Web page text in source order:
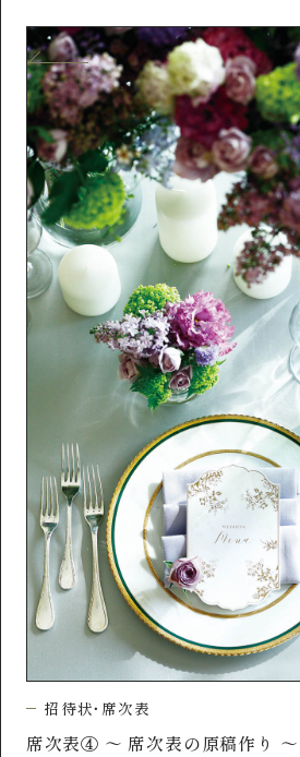
招待状・席次表
席次表④ ～ 席次表の原稿作り ～